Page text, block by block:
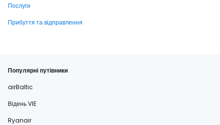
Послуги
Прибуття та відправлення
Популярні путівники
airBaltic
Відень VIE
Ryanair